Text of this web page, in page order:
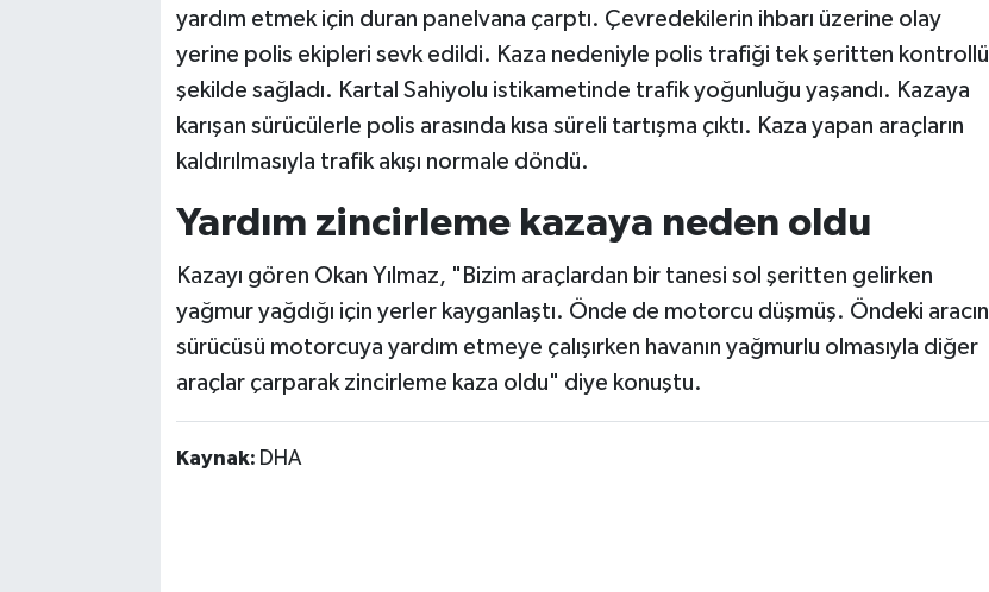
yardım etmek için duran panelvana çarptı. Çevredekilerin ihbarı üzerine olay
yerine polis ekipleri sevk edildi. Kaza nedeniyle polis trafiği tek şeritten kontrollü
şekilde sağladı. Kartal Sahiyolu istikametinde trafik yoğunluğu yaşandı. Kazaya
karışan sürücülerle polis arasında kısa süreli tartışma çıktı. Kaza yapan araçların
kaldırılmasıyla trafik akışı normale döndü.
Yardım zincirleme kazaya neden oldu
Kazayı gören Okan Yılmaz, "Bizim araçlardan bir tanesi sol şeritten gelirken
yağmur yağdığı için yerler kayganlaştı. Önde de motorcu düşmüş. Öndeki aracın
sürücüsü motorcuya yardım etmeye çalışırken havanın yağmurlu olmasıyla diğer
araçlar çarparak zincirleme kaza oldu" diye konuştu.
Kaynak: DHA